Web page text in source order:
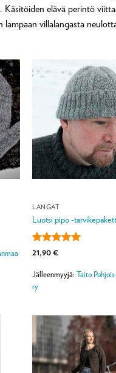
elävä perintö
lampaan villalangasta
LANGAT
Luotsi pipo -
Arvostelu
/ 5
21,90€
Jälleenmyyjä:Taito
ry